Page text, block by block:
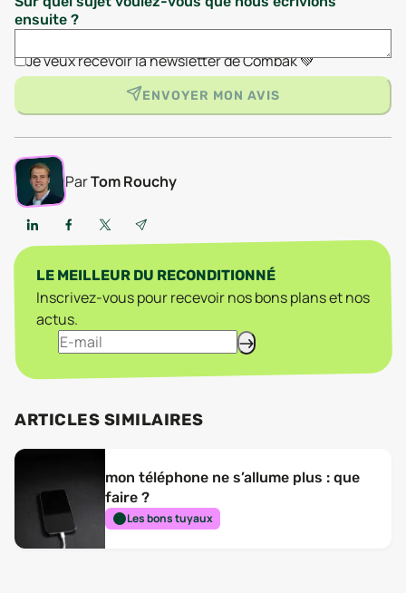
ensuite ?
Je veux recevoir la newsletter de Combak 💚
ENVOYER MON AVIS
ParTom Rouchy
LE MEILLEUR DU RECONDITIONNÉ
Inscrivez-vous pour recevoir nos bons plans et nos
actus.
ARTICLES SIMILAIRES
mon téléphone ne s’allume plus : que
faire ?
Les bons tuyaux